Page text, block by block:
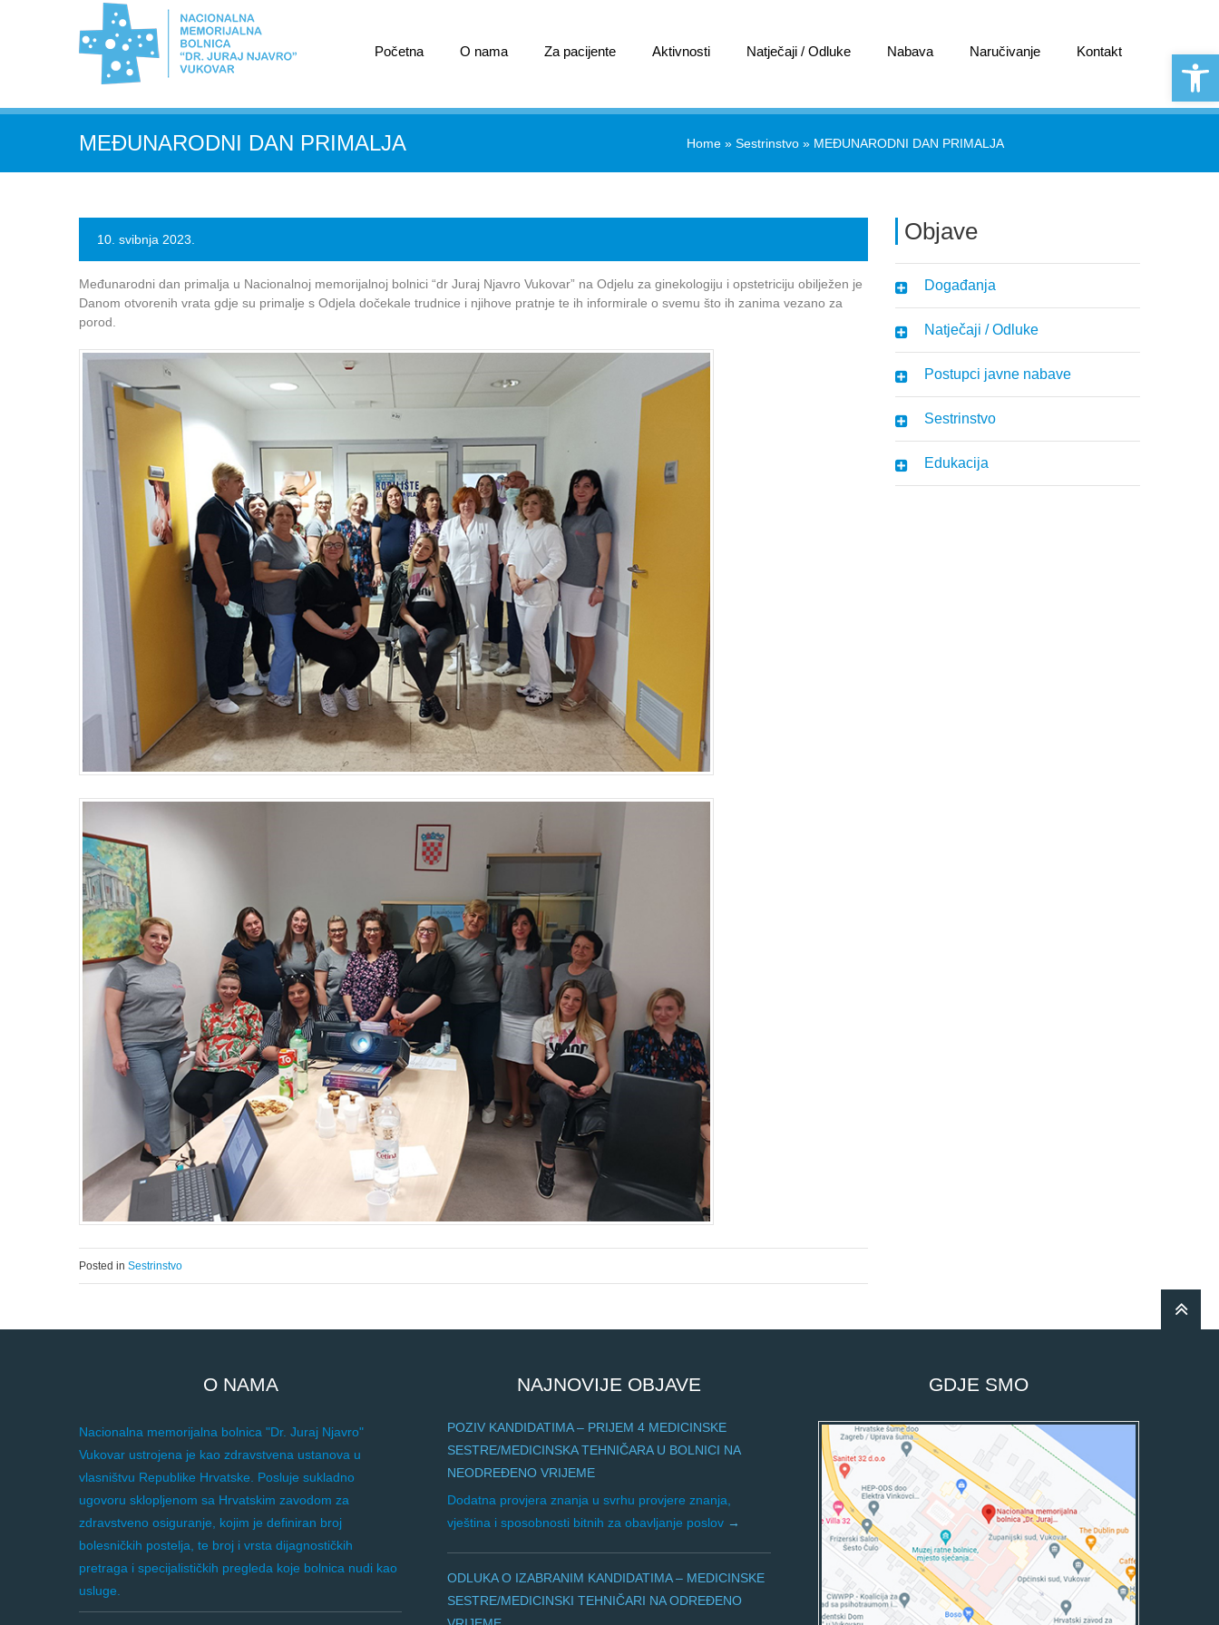
Početna O nama Za pacijente Aktivnosti Natječaji / Odluke Nabava Naručivanje Kontakt
MEĐUNARODNI DAN PRIMALJA Home » Sestrinstvo » MEĐUNARODNI DAN PRIMALJA
Objave
Događanja
Natječaji / Odluke
Postupci javne nabave
Sestrinstvo
Edukacija
10. svibnja 2023.
Međunarodni dan primalja u Nacionalnoj memorijalnoj bolnici “dr Juraj Njavro Vukovar” na Odjelu za ginekologiju i opstetriciju obilježen je
Danom otvorenih vrata gdje su primalje s Odjela dočekale trudnice i njihove pratnje te ih informirale o svemu što ih zanima vezano za
porod.
Posted in Sestrinstvo
O NAMA
Nacionalna memorijalna bolnica "Dr. Juraj Njavro"
Vukovar ustrojena je kao zdravstvena ustanova u
vlasništvu Republike Hrvatske. Posluje sukladno
ugovoru sklopljenom sa Hrvatskim zavodom za
zdravstveno osiguranje, kojim je definiran broj
bolesničkih postelja, te broj i vrsta dijagnostičkih
pretraga i specijalističkih pregleda koje bolnica nudi kao
usluge.
NAJNOVIJE OBJAVE
POZIV KANDIDATIMA – PRIJEM 4 MEDICINSKE
SESTRE/MEDICINSKA TEHNIČARA U BOLNICI NA
NEODREĐENO VRIJEME
Dodatna provjera znanja u svrhu provjere znanja,
vještina i sposobnosti bitnih za obavljanje poslov
ODLUKA O IZABRANIM KANDIDATIMA – MEDICINSKE
SESTRE/MEDICINSKI TEHNIČARI NA ODREĐENO
GDJE SMO